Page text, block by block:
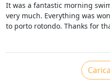
It was a fantastic morning
very much. Everything was
to porto rotondo. Thanks for